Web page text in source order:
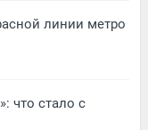
линии метро
что стало с